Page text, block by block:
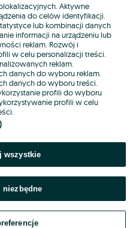
się
z dostawców wskazanych powyżej,
w jego aktualnym brzmieniu.
Aktywne
do celów identyfikacji.
lub kombinacji danych
informacji na urządzeniu lub
reklam. Rozwój i
w celu personalizacji treści.
reklam.
danych do wyboru reklam.
danych do wyboru treści.
profili do wyboru
profili w celu
wszystkie
niezbędne